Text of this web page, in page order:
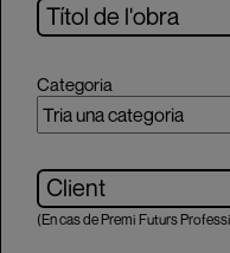
Categoria
(En cas de Premi Futurs